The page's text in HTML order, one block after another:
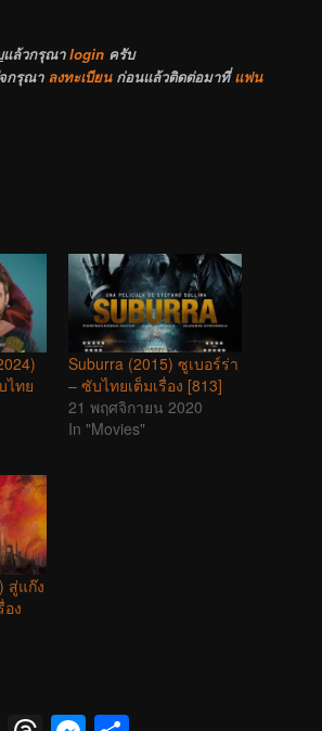
แล้วกรุณาlogin ครับ
กรุณา ลงทะเบียนก่อนแล้วติดต่อมาที่แฟน
ไทย
Suburra (2015) ซูเบอร์ร่า
– ซับไทยเต็มเรื่อง [813]
21 พฤศจิกายน 2020
In "Movies"
สู่แก๊ง
ง